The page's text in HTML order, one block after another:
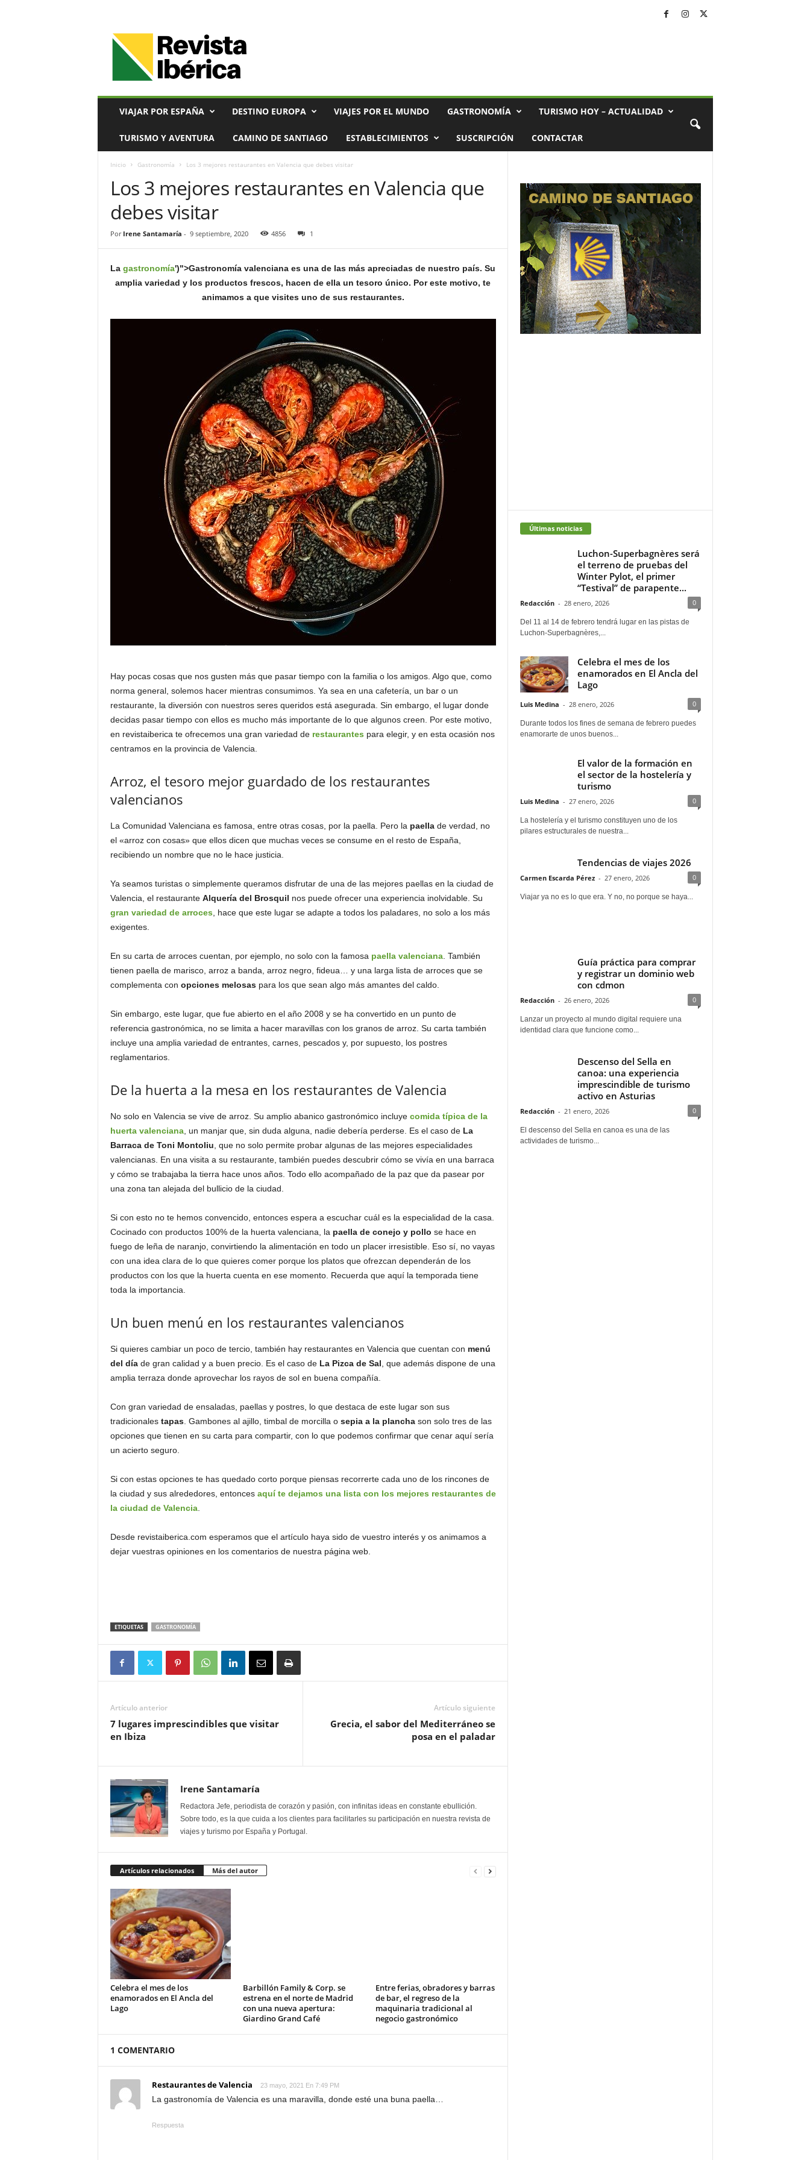
VIAJAR POR ESPAÑA DESTINO EUROPA VIAJES POR EL MUNDO GASTRONOMÍA TURISMO HOY – ACTUALIDAD
TURISMO Y AVENTURA CAMINO DE SANTIAGO ESTABLECIMIENTOS SUSCRIPCIÓN CONTACTAR
Inicio Gastronomía Los 3 mejores restaurantes en Valencia que debes visitar
Los 3 mejores restaurantes en Valencia que
debes visitar
Por Irene Santamaría - 9 septiembre, 2020 4856 1
La gastronomía')">Gastronomía valenciana es una de las más apreciadas de nuestro país. Su
amplia variedad y los productos frescos, hacen de ella un tesoro único. Por este motivo, te
animamos a que visites uno de sus restaurantes.
Hay pocas cosas que nos gusten más que pasar tiempo con la familia o los amigos. Algo que, como
norma general, solemos hacer mientras consumimos. Ya sea en una cafetería, un bar o un
restaurante, la diversión con nuestros seres queridos está asegurada. Sin embargo, el lugar donde
decidas pasar tiempo con ellos es mucho más importante de lo que algunos creen. Por este motivo,
en revistaiberica te ofrecemos una gran variedad de restaurantes para elegir, y en esta ocasión nos
centramos en la provincia de Valencia.
Arroz, el tesoro mejor guardado de los restaurantes
valencianos
La Comunidad Valenciana es famosa, entre otras cosas, por la paella. Pero la paellade verdad, no
el «arroz con cosas» que ellos dicen que muchas veces se consume en el resto de España,
recibiendo un nombre que no le hace justicia.
Ya seamos turistas o simplemente queramos disfrutar de una de las mejores paellas en la ciudad de
Valencia, el restaurante Alquería del Brosquil nos puede ofrecer una experiencia inolvidable. Su
gran variedad de arroces , hace que este lugar se adapte a todos los paladares, no solo a los más
exigentes.
En su carta de arroces cuentan, por ejemplo, no solo con la famosa paella valenciana. También
tienen paella de marisco, arroz a banda, arroz negro, fideua… y una larga lista de arroces que se
complementa con opciones melosas para los que sean algo más amantes del caldo.
Sin embargo, este lugar, que fue abierto en el año 2008 y se ha convertido en un punto de
referencia gastronómica, no se limita a hacer maravillas con los granos de arroz. Su carta también
incluye una amplia variedad de entrantes, carnes, pescados y, por supuesto, los postres
reglamentarios.
De la huerta a la mesa en los restaurantes de Valencia
No solo en Valencia se vive de arroz. Su amplio abanico gastronómico incluyecomida típica de la
huerta valenciana, un manjar que, sin duda alguna, nadie debería perderse. Es el caso de La
Barraca de Toni Montoliu , que no solo permite probar algunas de las mejores especialidades
valencianas. En una visita a su restaurante, también puedes descubrir cómo se vivía en una barraca
y cómo se trabajaba la tierra hace unos años. Todo ello acompañado de la paz que da pasear por
una zona tan alejada del bullicio de la ciudad.
Si con esto no te hemos convencido, entonces espera a escuchar cuál es la especialidad de la casa.
Cocinado con productos 100% de la huerta valenciana, la paella de conejo y pollo se hace en
fuego de leña de naranjo, convirtiendo la alimentación en todo un placer irresistible. Eso sí, no vayas
con una idea clara de lo que quieres comer porque los platos que ofrezcan dependerán de los
productos con los que la huerta cuenta en ese momento. Recuerda que aquí la temporada tiene
toda la importancia.
Un buen menú en los restaurantes valencianos
Si quieres cambiar un poco de tercio, también hay restaurantes en Valencia que cuentan con menú
del díade gran calidad y a buen precio. Es el caso deLa Pizca de Sal , que además dispone de una
amplia terraza donde aprovechar los rayos de sol en buena compañía.
Con gran variedad de ensaladas, paellas y postres, lo que destaca de este lugar son sus
tradicionales tapas. Gambones al ajillo, timbal de morcilla o sepia a la planchason solo tres de las
opciones que tienen en su carta para compartir, con lo que podemos confirmar que cenar aquí sería
un acierto seguro.
Si con estas opciones te has quedado corto porque piensas recorrerte cada uno de los rincones de
la ciudad y sus alrededores, entonces aquí te dejamos una lista con los mejores restaurantes de
la ciudad de Valencia.
Desde revistaiberica.com esperamos que el artículo haya sido de vuestro interés y os animamos a
dejar vuestras opiniones en los comentarios de nuestra página web.
ETIQUETAS GASTRONOMÍA
Artículo anterior
7 lugares imprescindibles que visitar
en Ibiza
Artículo siguiente
Grecia, el sabor del Mediterráneo se
posa en el paladar
Irene Santamaría
Redactora Jefe, periodista de corazón y pasión, con infinitas ideas en constante ebullición.
Sobre todo, es la que cuida a los clientes para facilitarles su participación en nuestra revista de
viajes y turismo por España y Portugal.
Artículos relacionados Más del autor
Celebra el mes de los
enamorados en El Ancla del
Lago
Barbillón Family & Corp. se
estrena en el norte de Madrid
con una nueva apertura:
Giardino Grand Café
Entre ferias, obradores y barras
de bar, el regreso de la
maquinaria tradicional al
negocio gastronómico
1 COMENTARIO
Restaurantes de Valencia 23 mayo, 2021 En 7:49 PM
La gastronomía de Valencia es una maravilla, donde esté una buna paella…
Respuesta
Últimas noticias
Luchon-Superbagnères será
el terreno de pruebas del
Winter Pylot, el primer
“Testival” de parapente...
Redacción - 28 enero, 2026 0
Del 11 al 14 de febrero tendrá lugar en las pistas de
Luchon-Superbagnères,...
Celebra el mes de los
enamorados en El Ancla del
Lago
Luis Medina - 28 enero, 2026 0
Durante todos los fines de semana de febrero puedes
enamorarte de unos buenos...
El valor de la formación en
el sector de la hostelería y
turismo
Luis Medina - 27 enero, 2026 0
La hostelería y el turismo constituyen uno de los
pilares estructurales de nuestra...
Tendencias de viajes 2026
Carmen Escarda Pérez - 27 enero, 2026 0
Viajar ya no es lo que era. Y no, no porque se haya...
Guía práctica para comprar
y registrar un dominio web
con cdmon
Redacción - 26 enero, 2026 0
Lanzar un proyecto al mundo digital requiere una
identidad clara que funcione como...
Descenso del Sella en
canoa: una experiencia
imprescindible de turismo
activo en Asturias
Redacción - 21 enero, 2026 0
El descenso del Sella en canoa es una de las
actividades de turismo...